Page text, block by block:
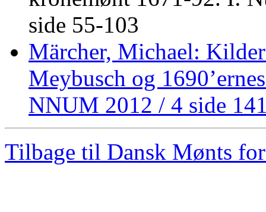
side 55-103
Märcher, Michael:
Meybusch og
NNUM 2012 / 4 side
Tilbage til Dansk Mønts